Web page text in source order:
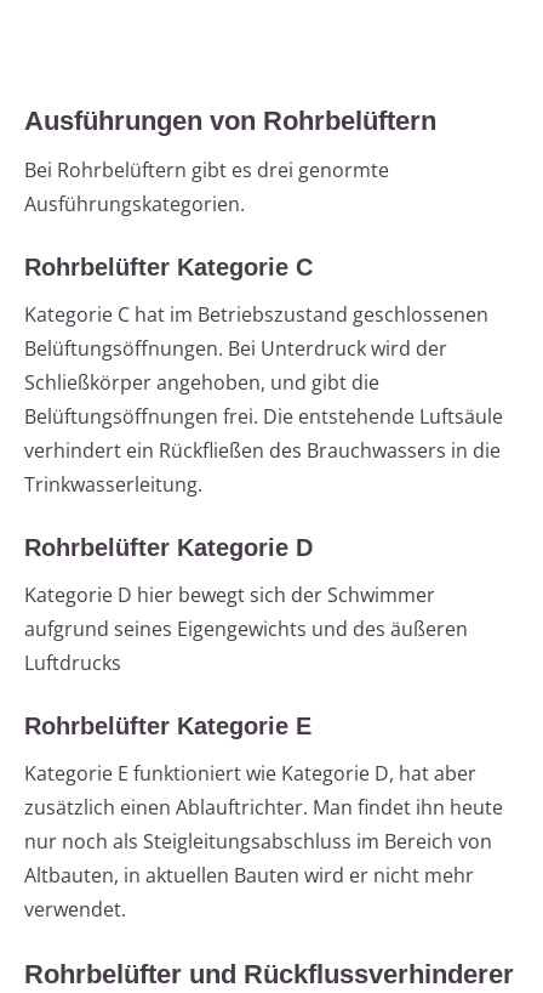
Ausführungen von Rohrbelüftern
Bei Rohrbelüftern gibt es drei genormte
Ausführungskategorien.
Rohrbelüfter Kategorie C
Kategorie C hat im Betriebszustand geschlossenen
Belüftungsöffnungen. Bei Unterdruck wird der
Schließkörper angehoben, und gibt die
Belüftungsöffnungen frei. Die entstehende Luftsäule
verhindert ein Rückfließen des Brauchwassers in die
Trinkwasserleitung.
Rohrbelüfter Kategorie D
Kategorie D hier bewegt sich der Schwimmer
aufgrund seines Eigengewichts und des äußeren
Luftdrucks
Rohrbelüfter Kategorie E
Kategorie E funktioniert wie Kategorie D, hat aber
zusätzlich einen Ablauftrichter. Man findet ihn heute
nur noch als Steigleitungsabschluss im Bereich von
Altbauten, in aktuellen Bauten wird er nicht mehr
verwendet.
Rohrbelüfter und Rückflussverhinderer